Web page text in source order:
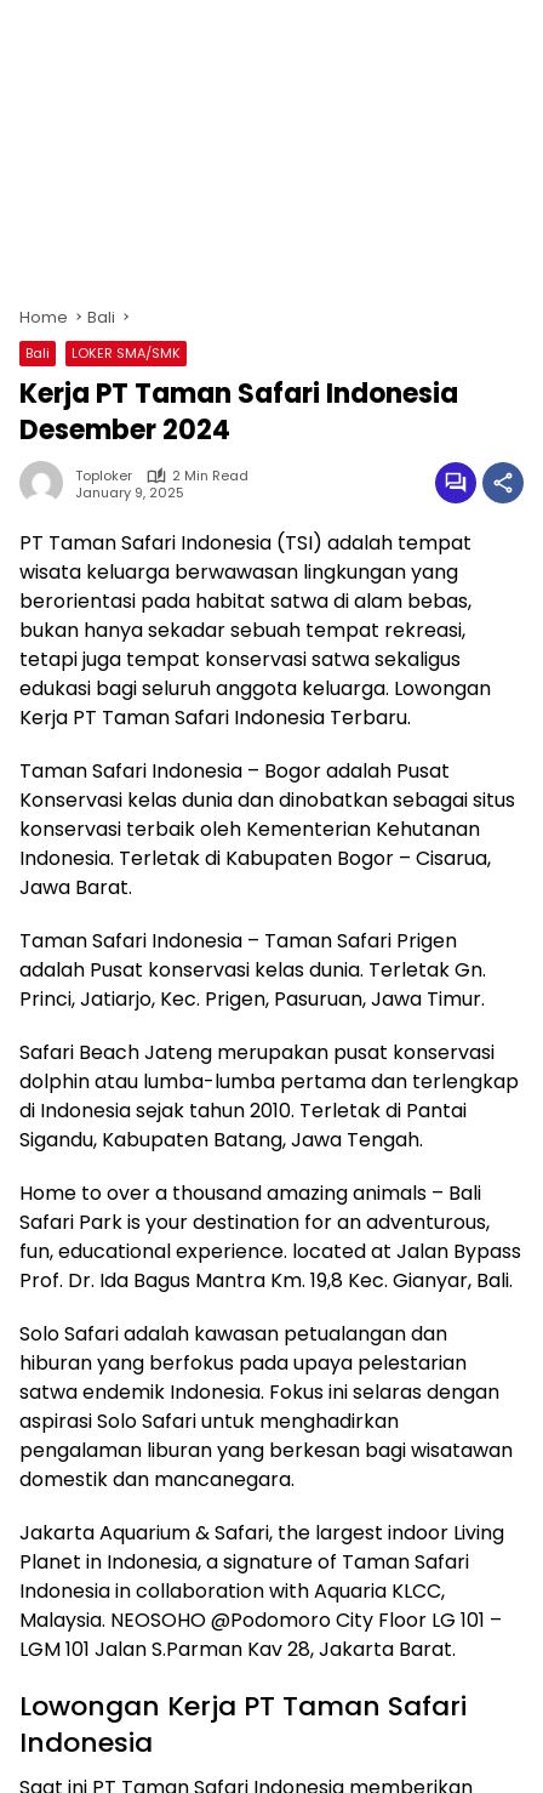
Home Bali
Bali LOKER SMA/SMK
Kerja PT Taman Safari Indonesia
Desember 2024
Toploker
2 Min Read
January 9, 2025
PT Taman Safari Indonesia (TSI) adalah tempat
wisata keluarga berwawasan lingkungan yang
berorientasi pada habitat satwa di alam bebas,
bukan hanya sekadar sebuah tempat rekreasi,
tetapi juga tempat konservasi satwa sekaligus
edukasi bagi seluruh anggota keluarga. Lowongan
Kerja PT Taman Safari Indonesia Terbaru.
Taman Safari Indonesia – Bogor adalah Pusat
Konservasi kelas dunia dan dinobatkan sebagai situs
konservasi terbaik oleh Kementerian Kehutanan
Indonesia. Terletak di Kabupaten Bogor – Cisarua,
Jawa Barat.
Taman Safari Indonesia – Taman Safari Prigen
adalah Pusat konservasi kelas dunia. Terletak Gn.
Princi, Jatiarjo, Kec. Prigen, Pasuruan, Jawa Timur.
Safari Beach Jateng merupakan pusat konservasi
dolphin atau lumba-lumba pertama dan terlengkap
di Indonesia sejak tahun 2010. Terletak di Pantai
Sigandu, Kabupaten Batang, Jawa Tengah.
Home to over a thousand amazing animals – Bali
Safari Park is your destination for an adventurous,
fun, educational experience. located at Jalan Bypass
Prof. Dr. Ida Bagus Mantra Km. 19,8 Kec. Gianyar, Bali.
Solo Safari adalah kawasan petualangan dan
hiburan yang berfokus pada upaya pelestarian
satwa endemik Indonesia. Fokus ini selaras dengan
aspirasi Solo Safari untuk menghadirkan
pengalaman liburan yang berkesan bagi wisatawan
domestik dan mancanegara.
Jakarta Aquarium & Safari, the largest indoor Living
Planet in Indonesia, a signature of Taman Safari
Indonesia in collaboration with Aquaria KLCC,
Malaysia. NEOSOHO @Podomoro City Floor LG 101 –
LGM 101 Jalan S.Parman Kav 28, Jakarta Barat.
Lowongan Kerja PT Taman Safari
Indonesia